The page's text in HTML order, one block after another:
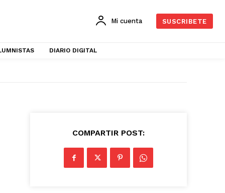
Mi cuenta SUSCRIBETE
DIARIO DIGITAL
COMPARTIR POST: